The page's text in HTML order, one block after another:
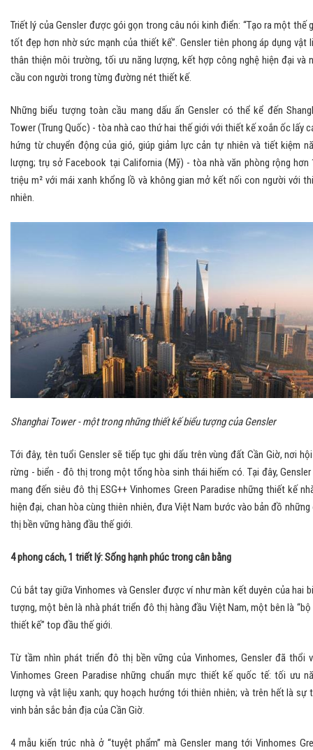
Triết lý của Gensler được gói gọn trong câu nói kinh điển: “Tạo ra một thế
tốt đẹp hơn nhờ sức mạnh của thiết kế”. Gensler tiên phong áp dụng vật
thân thiện môi trường, tối ưu năng lượng, kết hợp công nghệ hiện đại và
cầu con người trong từng đường nét thiết kế.
Những biểu tượng toàn cầu mang dấu ấn Gensler có thể kể đến
Tower (Trung Quốc) - tòa nhà cao thứ hai thế giới với thiết kế xoắn ốc lấy
hứng từ chuyển động của gió, giúp giảm lực cản tự nhiên và tiết kiệm
lượng; trụ sở Facebook tại California (Mỹ) - tòa nhà văn phòng rộng hơn
triệu m² với mái xanh khổng lồ và không gian mở kết nối con người với
nhiên.
Shanghai Tower - một trong những thiết kế biểu tượng của Gensler
Tới đây, tên tuổi Gensler sẽ tiếp tục ghi dấu trên vùng đất Cần Giờ, nơi
rừng - biển - đô thị trong một tổng hòa sinh thái hiếm có. Tại đây,
mang đến siêu đô thị ESG++ Vinhomes Green Paradise những thiết kế
hiện đại, chan hòa cùng thiên nhiên, đưa Việt Nam bước vào bản đồ
thị bền vững hàng đầu thế giới.
4 phong cách, 1 triết lý: Sống hạnh phúc trong cân bằng
Cú bắt tay giữa Vinhomes và Gensler được ví như màn kết duyên của hai
tượng, một bên là nhà phát triển đô thị hàng đầu Việt Nam, một bên là
thiết kế” top đầu thế giới.
Từ tầm nhìn phát triển đô thị bền vững của Vinhomes, Gensler đã thổi
Vinhomes Green Paradise những chuẩn mực thiết kế quốc tế: tối ưu
lượng và vật liệu xanh; quy hoạch hướng tới thiên nhiên; và trên hết là sự
vinh bản sắc bản địa của Cần Giờ.
4 mẫu kiến trúc nhà ở “tuyệt phẩm” mà Gensler mang tới Vinhomes